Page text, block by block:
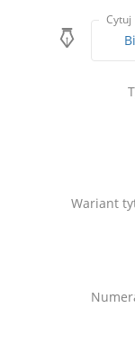
Cytuj
Wariant